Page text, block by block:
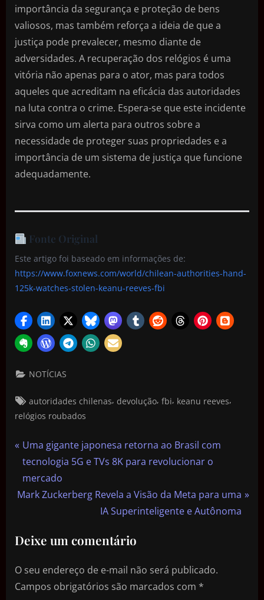
importância da segurança e proteção de bens
valiosos, mas também reforça a ideia de que a
justiça pode prevalecer, mesmo diante de
adversidades. A recuperação dos relógios é uma
vitória não apenas para o ator, mas para todos
aqueles que acreditam na eficácia das autoridades
na luta contra o crime. Espera-se que este incidente
sirva como um alerta para outros sobre a
necessidade de proteger suas propriedades e a
importância de um sistema de justiça que funcione
adequadamente.
Fonte Original
Este artigo foi baseado em informações de:
https://www.foxnews.com/world/chilean-authorities-hand-
125k-watches-stolen-keanu-reeves-fbi
NOTÍCIAS
autoridades chilenas,devolução,fbi, keanu reeves,
relógios roubados
Uma gigante japonesa retorna ao Brasil com
tecnologia 5G e TVs 8K para revolucionar o
mercado
Mark Zuckerberg Revela a Visão da Meta para uma
IA Superinteligente e Autônoma
Deixe um comentário
O seu endereço de e-mail não será publicado.
Campos obrigatórios são marcados com *